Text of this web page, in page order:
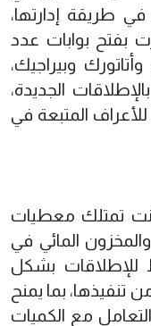
طريقة إدارتها،
بفتح بوابات عدد
وبيراجيك،
الجديدة،
المتبعة في
كانت تمتلك معطيات
المائي في
للإطلاقات بشكل
تنفيذها، بما يمنح
مع الكميات